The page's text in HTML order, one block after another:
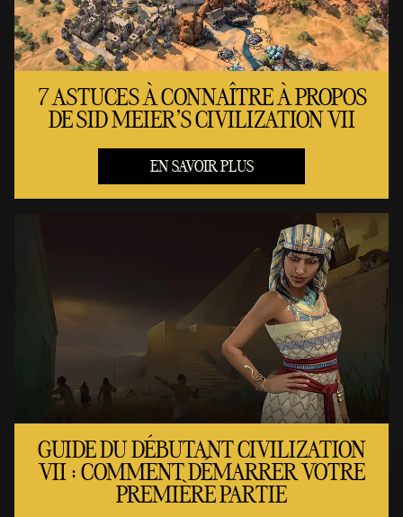
7 ASTUCES À CONNAÎTRE À PROPOS
DE SID MEIER'S CIVILIZATION VII
EN SAVOIR PLUS
GUIDE DU DÉBUTANT CIVILIZATION
VII : COMMENT DÉMARRER VOTRE
PREMIÈRE PARTIE